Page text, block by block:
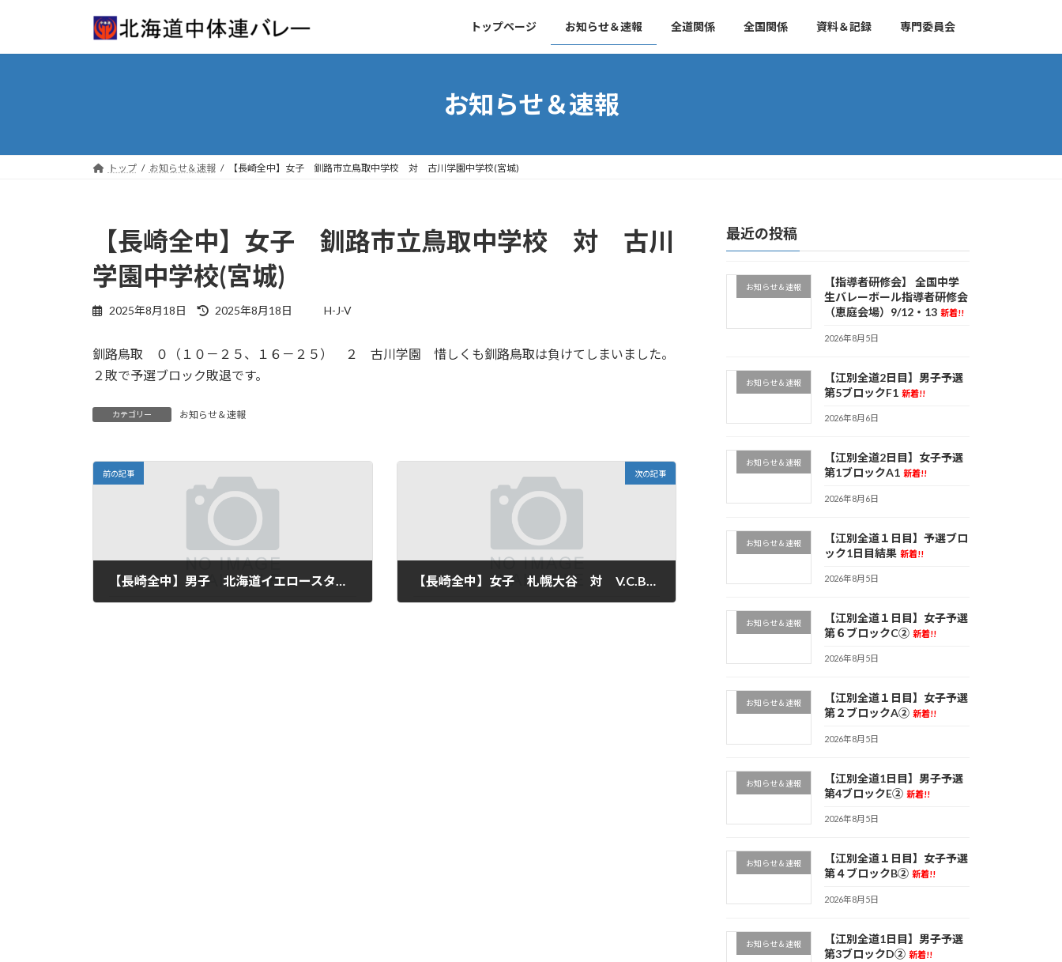
トップページ お知らせ＆速報 全道関係 全国関係 資料＆記録 専門委員会
お知らせ＆速報
トップ お知らせ＆速報 【長崎全中】女子 釧路市立鳥取中学校 対 古川学園中学校(宮城)
【長崎全中】女子 釧路市立鳥取中学校 対 古川
学園中学校(宮城)
2025年8月18日
最
新
日
2025年8月18日 H-J-V
釧路鳥取 ０（１０－２５、１６－２５） ２ 古川学園 惜しくも釧路鳥取は負けてしまいました。
２敗で予選ブロック敗退です。
カテゴリー お知らせ＆速報
前の記事
【長崎全中】男子 北海道イエロースターズＵ15 対 volare北多摩（東京）
次の記事
【長崎全中】女子 札幌大谷 対 V.C.BRAVE（奈良）
最近の投稿
お知らせ＆速報
【指導者研修会】 全国中学
生バレーボール指導者研修会
（恵庭会場）9/12・13 新着!!
2026年8月5日
お知らせ＆速報
【江別全道2日目】男子予選
第5ブロックF1 新着!!
2026年8月6日
お知らせ＆速報
【江別全道2日目】女子予選
第1ブロックA1 新着!!
2026年8月6日
お知らせ＆速報
【江別全道１日目】予選ブロ
ック1日目結果 新着!!
2026年8月5日
お知らせ＆速報
【江別全道１日目】女子予選
第６ブロックC② 新着!!
2026年8月5日
お知らせ＆速報
【江別全道１日目】女子予選
第２ブロックA② 新着!!
2026年8月5日
お知らせ＆速報
【江別全道1日目】男子予選
第4ブロックE② 新着!!
2026年8月5日
お知らせ＆速報
【江別全道１日目】女子予選
第４ブロックB② 新着!!
2026年8月5日
お知らせ＆速報
【江別全道1日目】男子予選
第3ブロックD② 新着!!